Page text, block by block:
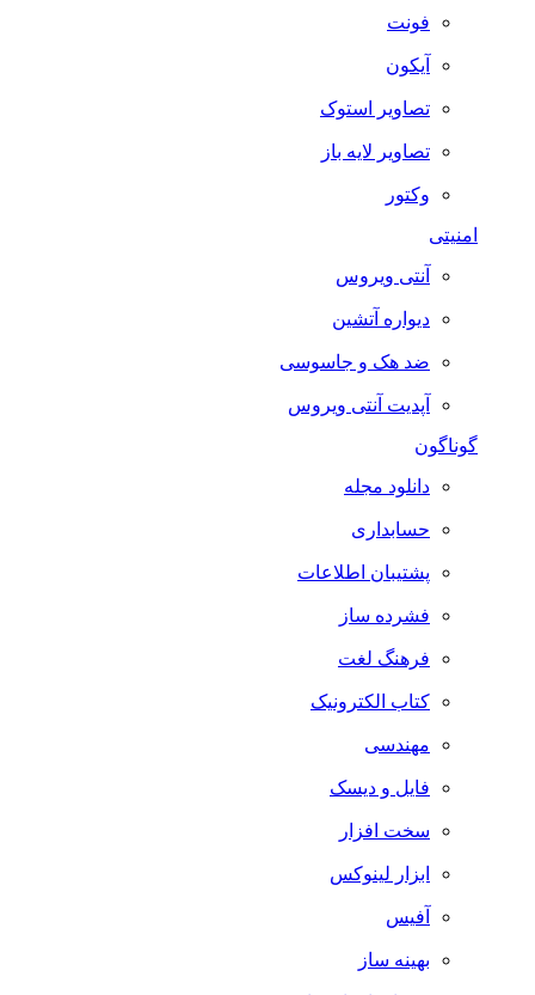
فونت
آیکون
تصاویر استوک
تصاویر لایه باز
وکتور
آنتی ویروس
دیواره آتشین
ضد هک و جاسوسی
آپدیت آنتی ویروس
گوناگون
دانلود مجله
حسابداری
پشتیبان اطلاعات
فشرده ساز
فرهنگ لغت
کتاب الکترونیک
مهندسی
فایل و دیسک
سخت افزار
ابزار لینوکس
آفیس
بهینه ساز